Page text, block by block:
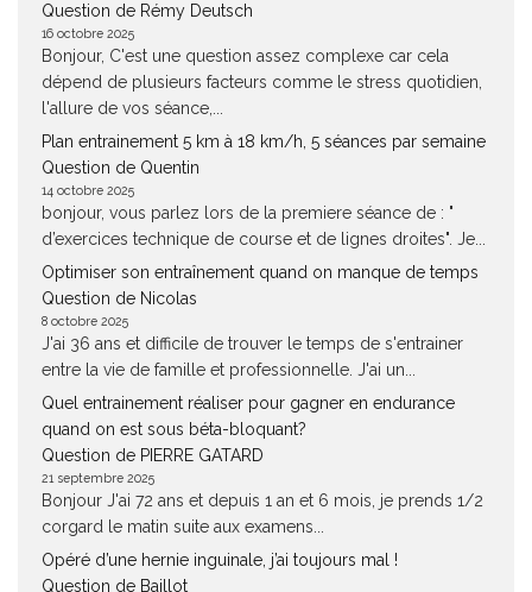
Question de Rémy Deutsch
16 octobre 2025
Bonjour, C'est une question assez complexe car cela
dépend de plusieurs facteurs comme le stress quotidien,
l'allure de vos séance,...
Plan entrainement 5 km à 18 km/h, 5 séances par semaine
Question de Quentin
14 octobre 2025
bonjour, vous parlez lors de la premiere séance de : "
d’exercices technique de course et de lignes droites". Je...
Optimiser son entraînement quand on manque de temps
Question de Nicolas
8 octobre 2025
J'ai 36 ans et difficile de trouver le temps de s'entrainer
entre la vie de famille et professionnelle. J'ai un...
Quel entrainement réaliser pour gagner en endurance
quand on est sous béta-bloquant?
Question de PIERRE GATARD
21 septembre 2025
Bonjour J'ai 72 ans et depuis 1 an et 6 mois, je prends 1/2
corgard le matin suite aux examens...
Opéré d’une hernie inguinale, j’ai toujours mal !
Question de Baillot